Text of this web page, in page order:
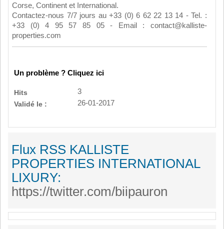
Corse, Continent et International.
Contactez-nous 7/7 jours au +33 (0) 6 62 22 13 14 - Tel. :
+33 (0) 4 95 57 85 05 - Email : contact@kalliste-
properties.com
Un problème ? Cliquez ici
Hits
3
Validé le :
26-01-2017
Flux RSS KALLISTE
PROPERTIES INTERNATIONAL
LIXURY:
https://twitter.com/biipauron